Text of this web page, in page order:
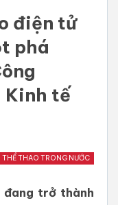
điện tử
phá
Kinh tế
THỂ THAO TRONG NƯỚC
đang trở thành